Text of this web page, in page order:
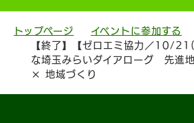
トップページ イベントに参加する
【終了】【ゼロエミ協力／10/
な埼玉みらいダイアローグ 先進
× 地域づくり